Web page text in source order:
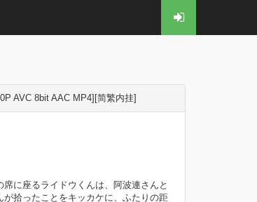
AVC 8bit AAC MP4][简繁内挂]
に座るライドウくんは、阿波連さんと
拾ったことをキッカケに、ふたりの距